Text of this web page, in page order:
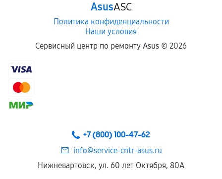
AsusASC
Политика конфиденциальности
Наши условия
Сервисный центр по ремонту Asus © 2026
+7 (800) 100-47-62
info@service-cntr-asus.ru
Нижневартовск, ул. 60 лет Октября, 80А